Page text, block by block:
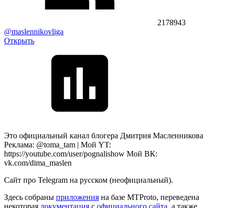
2178943
@maslennikovliga
Открыть
Это официальный канал блогера Дмитрия Масленникова
Реклама: @toma_tam | Мой YT:
https://youtube.com/user/pognalishow Мой ВК:
vk.com/dima_maslen
Сайт про Telegram на русском (неофициальный).
Здесь собраны приложения на базе MTProto, переведена
некоторая документация с официального сайта , а также